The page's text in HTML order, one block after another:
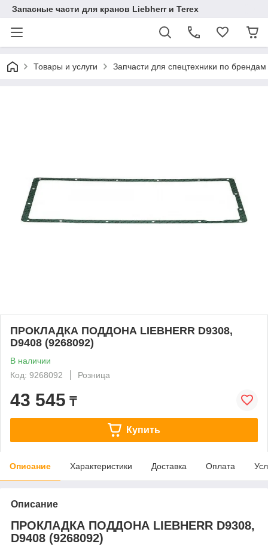
Запасные части для кранов Liebherr и Terex
Товары и услуги Запчасти для спецтехники по брендам
ПРОКЛАДКА ПОДДОНА LIEBHERR D9308,
D9408 (9268092)
В наличии
Код: 9268092
Розница
43 545 ₸
Купить
Описание Характеристики Доставка Оплата
Описание
ПРОКЛАДКА ПОДДОНА LIEBHERR D9308,
D9408 (9268092)